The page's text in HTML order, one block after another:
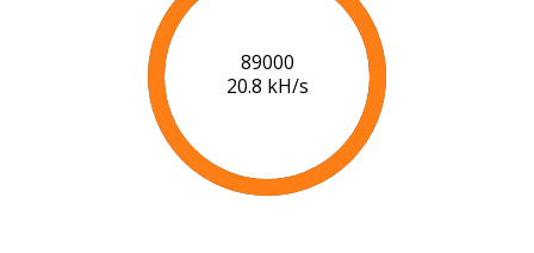
90000
20.9 kH/s